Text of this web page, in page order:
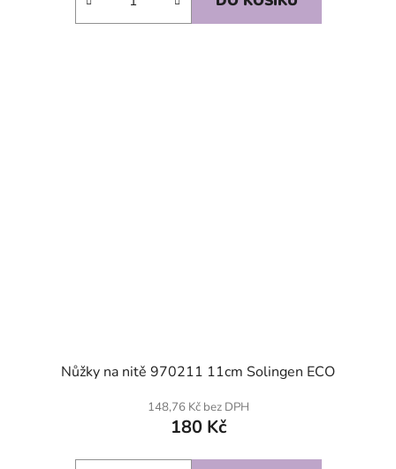
Nůžky na nitě 970211 11cm Solingen ECO
148,76 Kč bez DPH
180 Kč